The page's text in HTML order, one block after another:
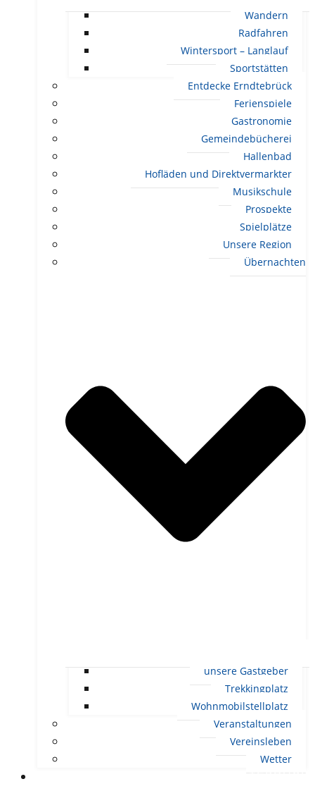
Wandern
Radfahren
Wintersport – Langlauf
Sportstätten
Entdecke Erndtebrück
Ferienspiele
Gastronomie
Gemeindebücherei
Hallenbad
Hofläden und Direktvermarkter
Musikschule
Prospekte
Spielplätze
Unsere Region
Übernachten
unsere Gastgeber
Trekkingplatz
Wohnmobilstellplatz
Veranstaltungen
Vereinsleben
Wetter
LEBEN IN ERNDTEBRÜCK